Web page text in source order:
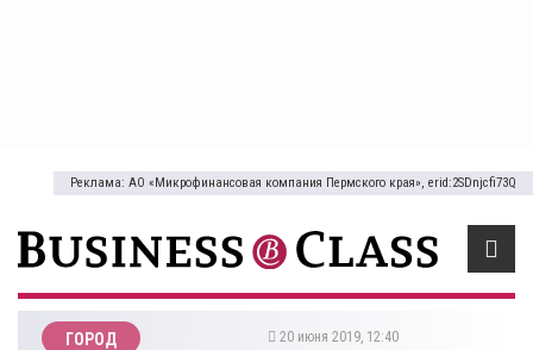
Реклама: АО «Микрофинансовая компания Пермского края», erid:2SDnjcfi73Q
ГОРОД 20 июня 2019, 12:40